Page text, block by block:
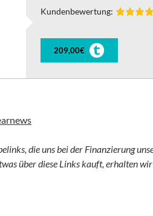
Kundenbewertung:
209,00€
die uns bei der Finanzierung
über diese Links kauft, erhalten